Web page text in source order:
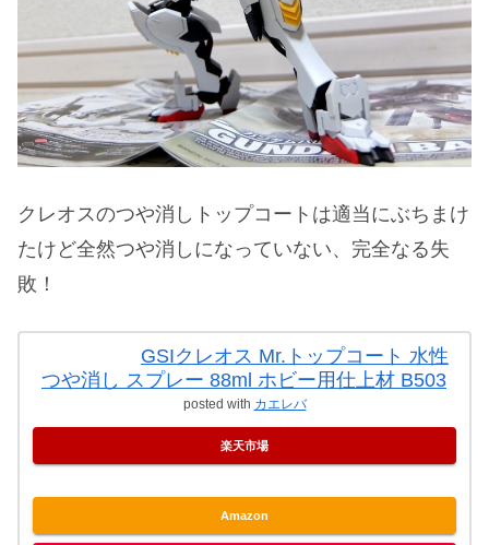
クレオスのつや消しトップコートは適当にぶちまけ
たけど全然つや消しになっていない、完全なる失
敗！
GSIクレオス Mr.トップコート 水性
つや消し スプレー 88ml ホビー用仕上材 B503
posted with カエレバ
楽天市場
Amazon